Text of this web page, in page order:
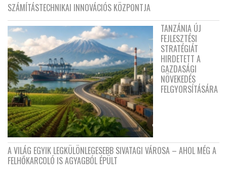
SZÁMÍTÁSTECHNIKAI INNOVÁCIÓS KÖZPONTJA
TANZÁNIA ÚJ
FEJLESZTÉSI
STRATÉGIÁT
HIRDETETT A
GAZDASÁGI
NÖVEKEDÉS
FELGYORSÍTÁSÁRA
A VILÁG EGYIK LEGKÜLÖNLEGESEBB SIVATAGI VÁROSA – AHOL MÉG A
FELHŐKARCOLÓ IS AGYAGBÓL ÉPÜLT